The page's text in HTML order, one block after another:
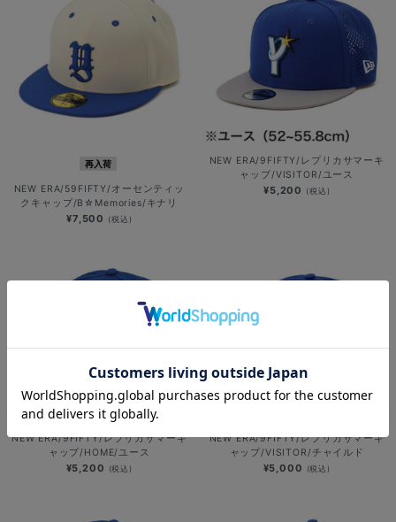
再入荷
NEW ERA/59FIFTY/オーセンティッ
クキャップ/B☆Memories/キナリ
¥7,500 (税込)
NEW ERA/9FIFTY/レプリカサマーキ
ャップ/VISITOR/ユース
¥5,200 (税込)
NEW ERA/9FIFTY/レプリカサマーキ
ャップ/HOME/ユース
¥5,200 (税込)
NEW ERA/9FIFTY/レプリカサマーキ
ャップ/VISITOR/チャイルド
¥5,000 (税込)